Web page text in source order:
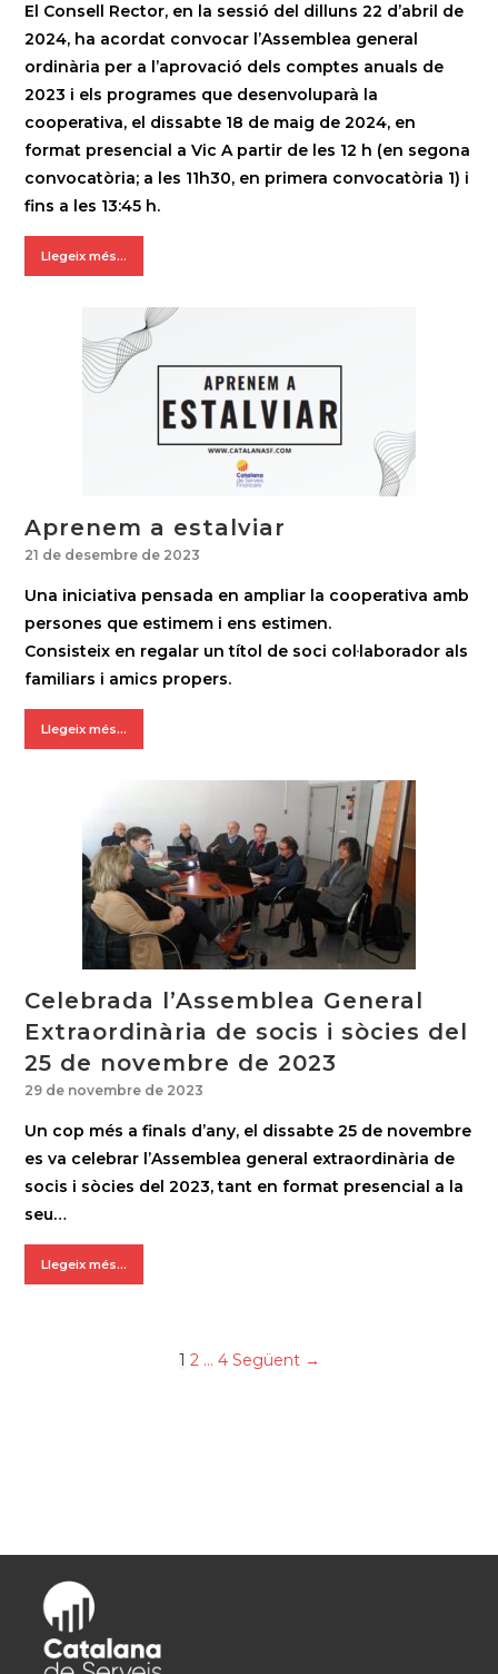
El Consell Rector, en la sessió del dilluns 22 d’abril de
2024, ha acordat convocar l’Assemblea general
ordinària per a l’aprovació dels comptes anuals de
2023 i els programes que desenvoluparà la
cooperativa, el dissabte 18 de maig de 2024, en
format presencial a Vic A partir de les 12 h (en segona
convocatòria; a les 11h30, en primera convocatòria 1) i
fins a les 13:45 h.
Llegeix més...
Aprenem a estalviar
21 de desembre de 2023
Una iniciativa pensada en ampliar la cooperativa amb
persones que estimem i ens estimen.
Consisteix en regalar un títol de soci col·laborador als
familiars i amics propers.
Llegeix més...
Celebrada l’Assemblea General
Extraordinària de socis i sòcies del
25 de novembre de 2023
29 de novembre de 2023
Un cop més a finals d’any, el dissabte 25 de novembre
es va celebrar l’Assemblea general extraordinària de
socis i sòcies del 2023, tant en format presencial a la
seu…
Llegeix més...
1 2 … 4 Següent →